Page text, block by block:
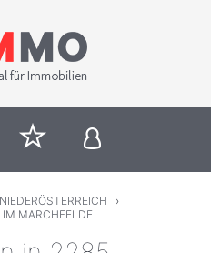
NIEDERÖSTERREICH
›
MARCHFELDE